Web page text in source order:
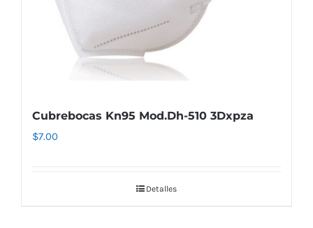
Cubrebocas Kn95 Mod.Dh-510 3Dxpza
$7.00
Detalles